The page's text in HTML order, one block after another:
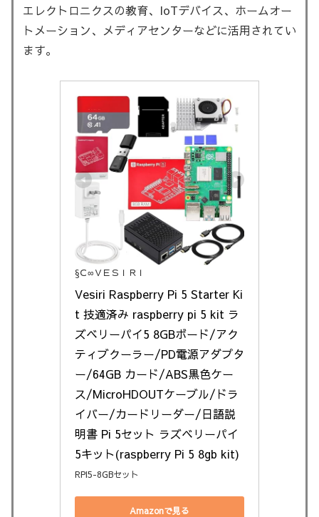
エレクトロニクスの教育、IoTデバイス、ホームオー
トメーション、メディアセンターなどに活用されてい
ます。
§Ｃ∞ＶＥＳＩＲＩ
Vesiri Raspberry Pi 5 Starter Ki
t 技適済み raspberry pi 5 kit ラ
ズベリーパイ5 8GBボード/アク
ティブクーラー/PD電源アダプタ
ー/64GB カード/ABS黒色ケー
ス/MicroHDOUTケーブル/ドラ
イバー/カードリーダー/日語説
明書 Pi 5セット ラズベリーパイ
5キット(raspberry Pi 5 8gb kit)
RPI5-8GBセット
Amazonで見る